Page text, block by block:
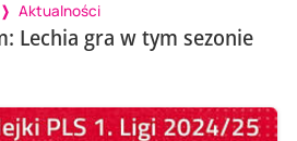
Aktualności
Lechia gra w tym sezonie